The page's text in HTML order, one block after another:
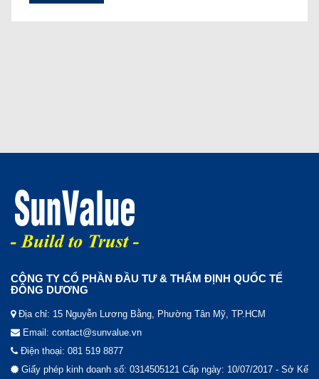
CÔNG TY CỔ PHẦN ĐẦU TƯ & THẨM ĐỊNH QUỐC TẾ
ĐÔNG DƯƠNG
Địa chỉ: 15 Nguyễn Lương Bằng, Phường Tân Mỹ, TP.HCM
Email: contact@sunvalue.vn
Điện thoại: 081 519 8877
Giấy phép kinh doanh số: 0314505121 Cấp ngày: 10/07/2017 - Sở Kế